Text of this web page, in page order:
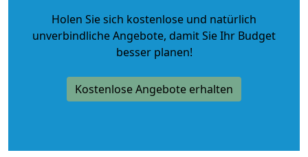
Holen Sie sich kostenlose und natürlich
unverbindliche Angebote, damit Sie Ihr Budget
besser planen!
Kostenlose Angebote erhalten